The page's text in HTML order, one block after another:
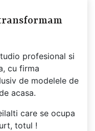
profesional si
cu firma
de modelele de
acasa.
care se ocupa
totul !